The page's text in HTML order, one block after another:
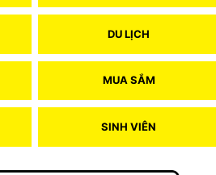
DU LỊCH
MUA SẮM
SINH VIÊN